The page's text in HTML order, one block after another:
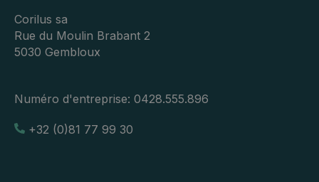
Corilus sa
Rue du Moulin Brabant 2
5030 Gembloux
Numéro d'entreprise: 0428.555.896
+32 (0)81 77 99 30